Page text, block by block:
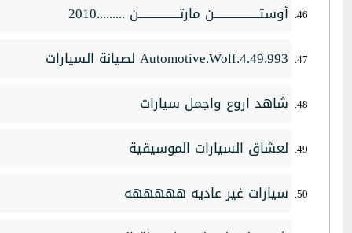
أوستـــــــــــــــــــن مارتـــــــــــــــــن .........2010
Automotive.Wolf.4.49.993 لصيانة السيارات
شاهد اروع واجمل سيارات
لعشاق السيارات الموسيقية
سيارات غير عاديه هههههه